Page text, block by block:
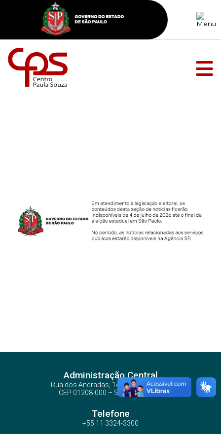
Administração Central
Rua dos Andradas, 140 - Santa Ifigênia
CEP 01208-000 – São Paulo – SP
Telefone
+55 11 3324-3300